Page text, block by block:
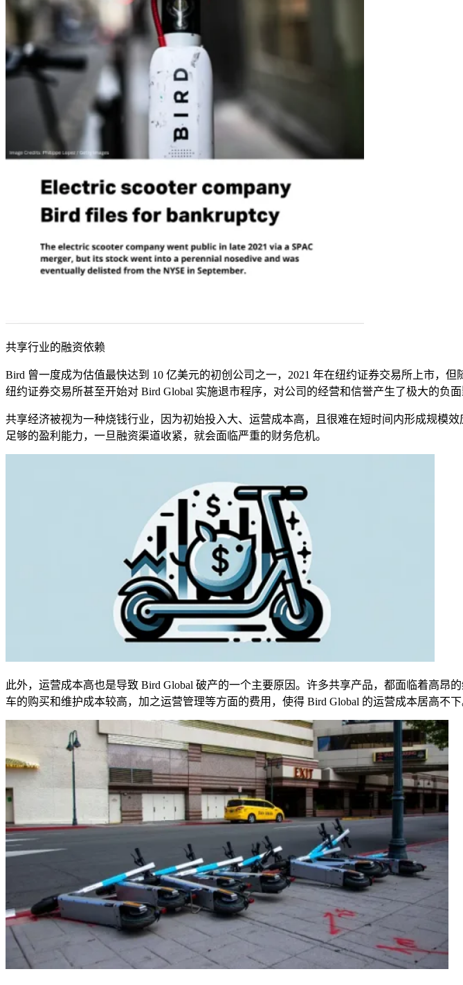
共享行业的融资依赖
Bird 曾一度成为估值最快达到 10 亿美元的初创公司之一， 2021 年在纽约证券交易所上市，但
纽约证券交易所甚至开始对 Bird Global 实施退市程序，对公司的经营和信誉产生了极大的负面
共享经济被视为一种烧钱行业，因为初始投入大、运营成本高，且很难在短时间内形成规模效
足够的盈利能力，一旦融资渠道收紧，就会面临严重的财务危机。
此外，运营成本高也是导致 Bird Global 破产的一个主要原因。许多共享产品，都面临着高昂
车的购买和维护成本较高，加之运营管理等方面的费用，使得 Bird Global 的运营成本居高不下